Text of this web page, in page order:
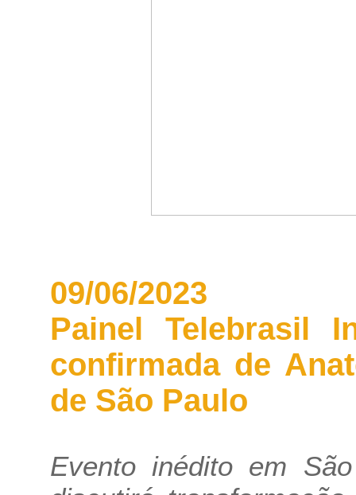
09/06/2023
Painel Telebrasil
confirmada de
de São Paulo
Evento inédito em